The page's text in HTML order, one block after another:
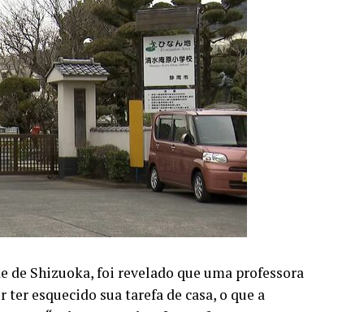
Shizuoka, foi revelado que uma professora
esquecido sua tarefa de casa, o que a